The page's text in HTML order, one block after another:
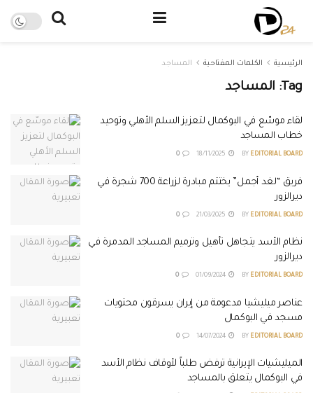
الرئيسية الكلمات المفتاحية المساجد
Tag: المساجد
لقاء موسّع في البوكمال لتعزيز السلم الأهلي وتوحيد
خطاب المساجد
BY EDITORIAL BOARD
فريق “لغد أجمل” يختتم مبادرة لزراعة 700 شجرة في
ديرالزور
BY EDITORIAL BOARD
نظام الأسد يتجاهل تأهيل وترميم المساجد المدمرة في
ديرالزور
BY EDITORIAL BOARD
عناصر ميليشيا مدعومة من إيران يسرقون محتويات
مسجد في البوكمال
BY EDITORIAL BOARD
الميليشيات الإيرانية ترفض طلباً لأوقاف نظام الأسد
في البوكمال يتعلق بالمساجد